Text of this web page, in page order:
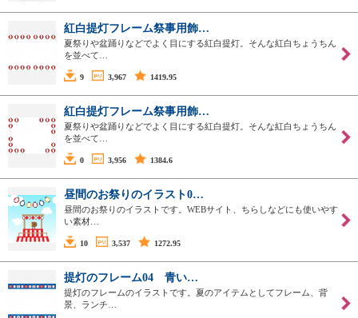
紅白提灯フレーム祭事用飾…
夏祭りや盆踊りなどでよく目にする紅白提灯。そんな紅白ちょうちん
を並べて…
9 3,967 1419.95
紅白提灯フレーム祭事用飾…
夏祭りや盆踊りなどでよく目にする紅白提灯。そんな紅白ちょうちん
を並べて…
0 3,956 1384.6
昼間のお祭りのイラスト0…
昼間のお祭りのイラストです。WEBサイト、ちらしなどにも使いやす
い素材…
10 3,537 1272.95
提灯のフレーム04 青い…
提灯のフレームのイラストです。夏のアイテムとしてフレーム、背
景、ランチ…